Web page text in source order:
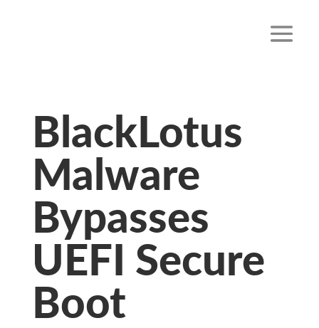
BlackLotus
Malware
Bypasses
UEFI Secure
Boot